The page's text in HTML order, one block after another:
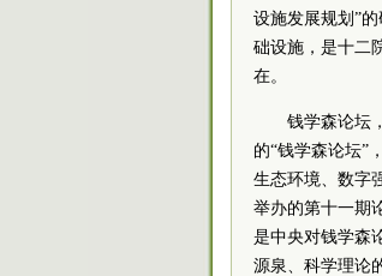
设施发展规划”
础设施，是十二
在。
钱学森论坛
的“钱学森论坛”
生态环境、数字
举办的第十一期
是中央对钱学森
源泉、科学理论